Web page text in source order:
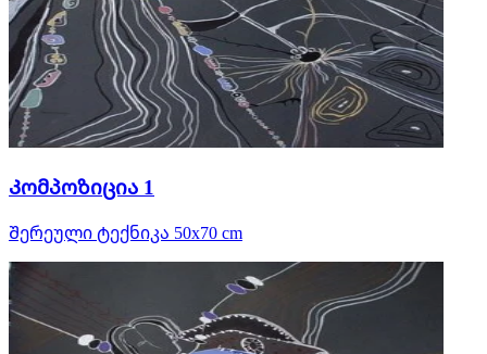
Კომპოზიცია 1
Შერეული ტექნიკა 50x70 cm